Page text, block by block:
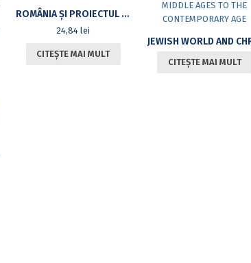
ROMÂNIA ȘI PROIECTUL EUROPEAN. DISFUNCȚII ȘI AMBIȚII
24,84lei
CITEȘTE MAI MULT
CITEȘTE MAI MULT